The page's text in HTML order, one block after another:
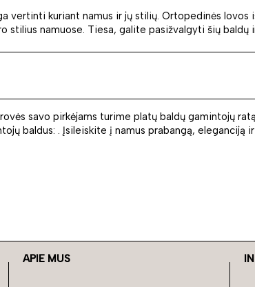
vertinti kuriant namus ir jų stilių. Ortopedinės lovos
namuose. Tiesa, galite pasižvalgyti šių
savo pirkėjams turime platų baldų gamintojų
baldus: . Įsileiskite į namus prabangą, eleganciją
APIE MUS